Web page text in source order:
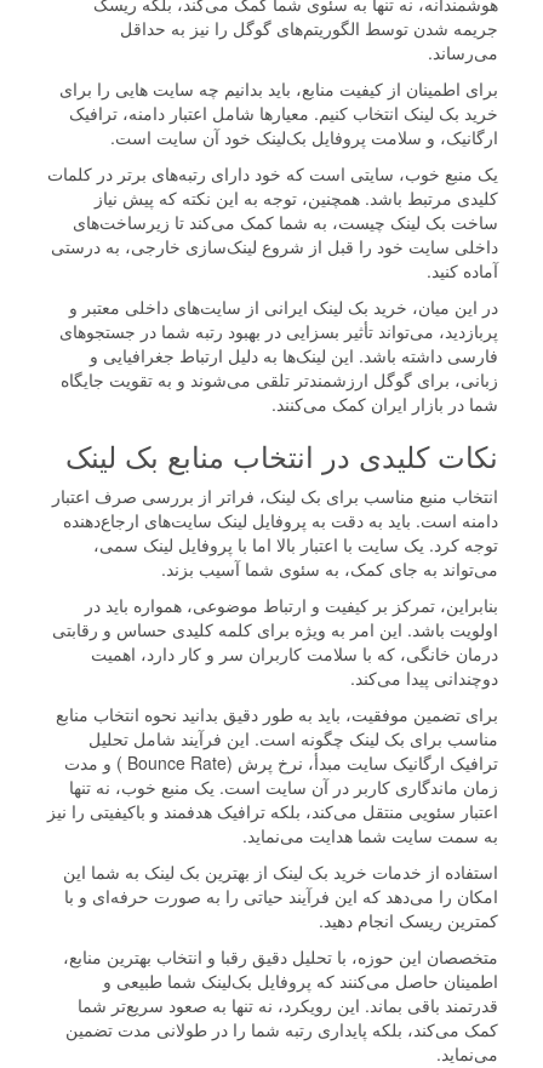
جریمه شدن توسط الگوریتم‌های گوگل را نیز به حداقل
می‌رساند.
برای اطمینان از کیفیت منابع، باید بدانیم چه سایت هایی را برای
خرید بک لینک انتخاب کنیم. معیارها شامل اعتبار دامنه، ترافیک
ارگانیک، و سلامت پروفایل بک‌لینک خود آن سایت است.
یک منبع خوب، سایتی است که خود دارای رتبه‌های برتر در کلمات
کلیدی مرتبط باشد. همچنین، توجه به این نکته که پیش نیاز
ساخت بک لینک چیست، به شما کمک می‌کند تا زیرساخت‌های
داخلی سایت خود را قبل از شروع لینک‌سازی خارجی، به درستی
آماده کنید.
در این میان، خرید بک لینک ایرانی از سایت‌های داخلی معتبر و
پربازدید، می‌تواند تأثیر بسزایی در بهبود رتبه شما در جستجوهای
فارسی داشته باشد. این لینک‌ها به دلیل ارتباط جغرافیایی و
زبانی، برای گوگل ارزشمندتر تلقی می‌شوند و به تقویت جایگاه
شما در بازار ایران کمک می‌کنند.
نکات کلیدی در انتخاب منابع بک لینک
انتخاب منبع مناسب برای بک لینک، فراتر از بررسی صرف اعتبار
دامنه است. باید به دقت به پروفایل لینک سایت‌های ارجاع‌دهنده
توجه کرد. یک سایت با اعتبار بالا اما با پروفایل لینک سمی،
می‌تواند به جای کمک، به سئوی شما آسیب بزند.
بنابراین، تمرکز بر کیفیت و ارتباط موضوعی، همواره باید در
اولویت باشد. این امر به ویژه برای کلمه کلیدی حساس و رقابتی
درمان خانگی، که با سلامت کاربران سر و کار دارد، اهمیت
دوچندانی پیدا می‌کند.
برای تضمین موفقیت، باید به طور دقیق بدانید نحوه انتخاب منابع
مناسب برای بک لینک چگونه است. این فرآیند شامل تحلیل
ترافیک ارگانیک سایت مبدأ، نرخ پرش (Bounce Rate ) و مدت
زمان ماندگاری کاربر در آن سایت است. یک منبع خوب، نه تنها
اعتبار سئویی منتقل می‌کند، بلکه ترافیک هدفمند و باکیفیتی را نیز
به سمت سایت شما هدایت می‌نماید.
استفاده از خدمات خرید بک لینک از بهترین بک لینک به شما این
امکان را می‌دهد که این فرآیند حیاتی را به صورت حرفه‌ای و با
کمترین ریسک انجام دهید.
متخصصان این حوزه، با تحلیل دقیق رقبا و انتخاب بهترین منابع،
اطمینان حاصل می‌کنند که پروفایل بک‌لینک شما طبیعی و
قدرتمند باقی بماند. این رویکرد، نه تنها به صعود سریع‌تر شما
کمک می‌کند، بلکه پایداری رتبه شما را در طولانی مدت تضمین
می‌نماید.